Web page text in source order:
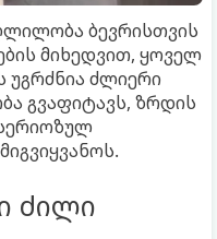
ბევრისთვის
მიხედვით, ყოველ
უგრძნია ძლიერი
გვაფიტავს, ზრდის
ძილი